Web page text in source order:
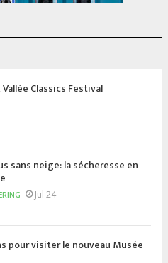
Classics Festival
sans neige: la sécheresse en
Jul 24
pour visiter le nouveau Musée